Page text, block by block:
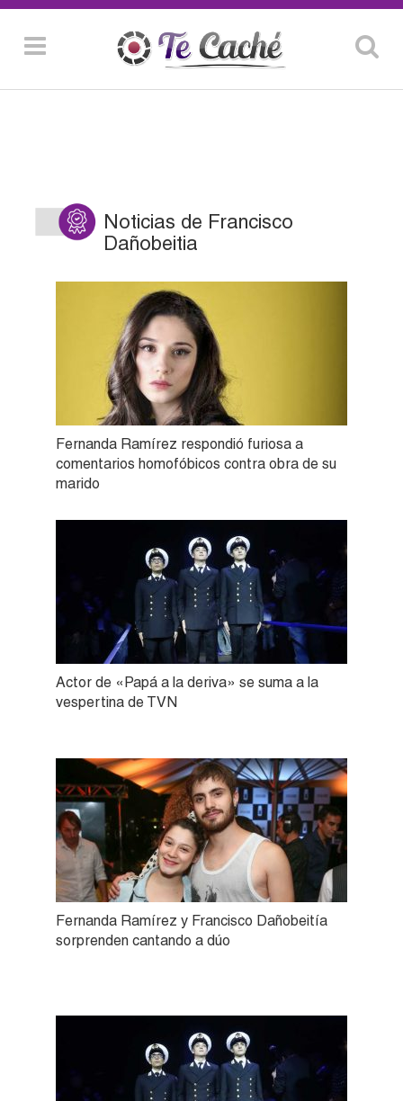
Noticias de Francisco
Dañobeitia
Fernanda Ramírez respondió furiosa a
comentarios homofóbicos contra obra de su
marido
Actor de «Papá a la deriva» se suma a la
vespertina de TVN
Fernanda Ramírez y Francisco Dañobeitía
sorprenden cantando a dúo